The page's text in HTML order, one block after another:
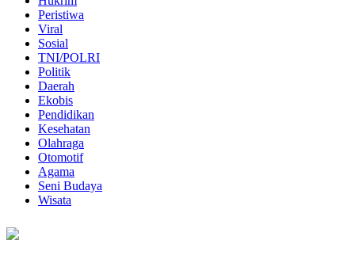
Peristiwa
Viral
Sosial
TNI/POLRI
Politik
Daerah
Ekobis
Pendidikan
Kesehatan
Olahraga
Otomotif
Agama
Seni Budaya
Wisata